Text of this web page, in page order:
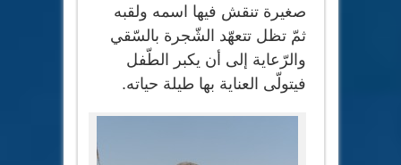
صغيرة تنقش فيها اسمه ولقبه
ثمّ تظل تتعهّد الشّجرة بالسّقي
والرّعاية إلى أن يكبر الطّفل
فيتولّى العناية بها طيلة حياته.